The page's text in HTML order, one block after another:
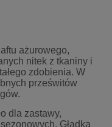
ażurowego,
nitek z tkaniny i
zdobienia. W
prześwitów
dla zastawy,
Gładka